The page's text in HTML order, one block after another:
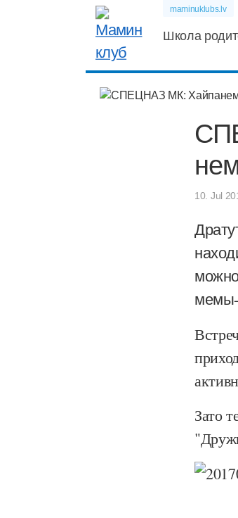
maminuklubs.lv
Школа
10. Jul
мемы-
Зато